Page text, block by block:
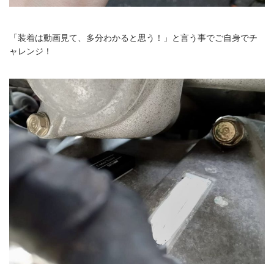
「装着は動画見て、多分わかると思う！」と言う事でご自身でチ
ャレンジ！